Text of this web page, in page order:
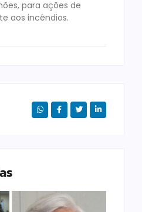
para ações de
aos incêndios.